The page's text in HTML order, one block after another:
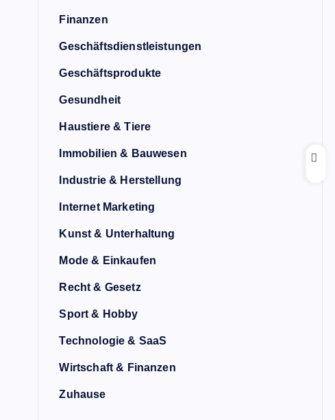
Finanzen
Geschäftsdienstleistungen
Geschäftsprodukte
Gesundheit
Haustiere & Tiere
Immobilien & Bauwesen
Industrie & Herstellung
Internet Marketing
Kunst & Unterhaltung
Mode & Einkaufen
Recht & Gesetz
Sport & Hobby
Technologie & SaaS
Wirtschaft & Finanzen
Zuhause